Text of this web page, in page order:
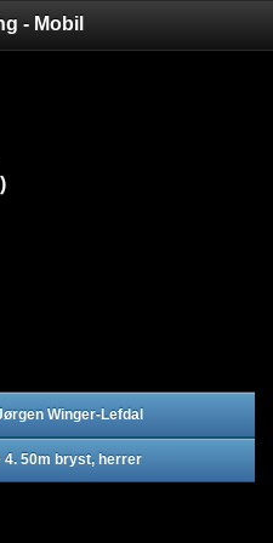
- Mobil
Winger-Lefdal
50m bryst, herrer